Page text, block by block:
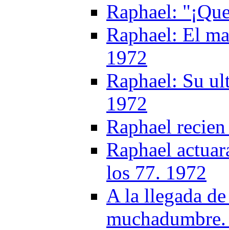
Raphael:
Raphael: El
1972
Raphael: Su
1972
Raphael
Raphael
los 77. 1972
A la llegada